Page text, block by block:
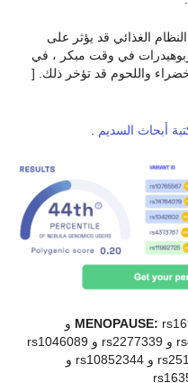
الغذائي قد يؤثر على
في وقت مبكر ، في
واللحوم قد تؤخر ذلك. [
أبحاث السديم
rs16991615 و
rs11668344 و rs365132 و rs4246511 و rs2277339 و rs1046089
و rs10183486 و rs4693089 و rs2517388 و rs10852344 و